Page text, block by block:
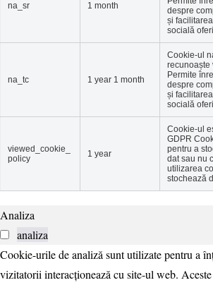
na_sr 1 month
despre
și
socială
na_tc 1 year 1 month
Cookie-ul
recunoaște
Permite
despre
și
socială
viewed_cookie_
policy
1 year
Cookie-ul
GDPR
pentru a
dat sau nu
utilizarea
stochează
Analiza
analiza
Cookie-urile de analiză sunt utilizate pentru a
vizitatorii interacționează cu site-ul web.